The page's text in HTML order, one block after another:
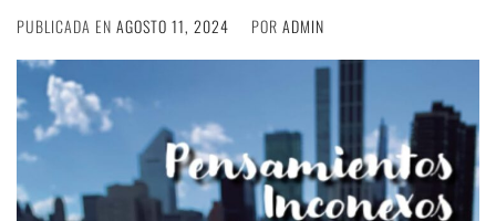
PUBLICADA EN AGOSTO 11, 2024 POR ADMIN